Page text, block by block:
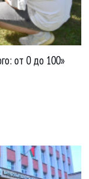
от 0 до 100»